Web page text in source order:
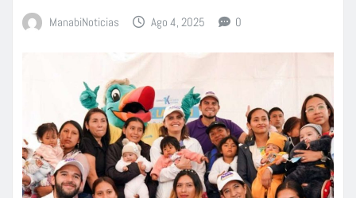
ManabiNoticias Ago 4, 2025 0